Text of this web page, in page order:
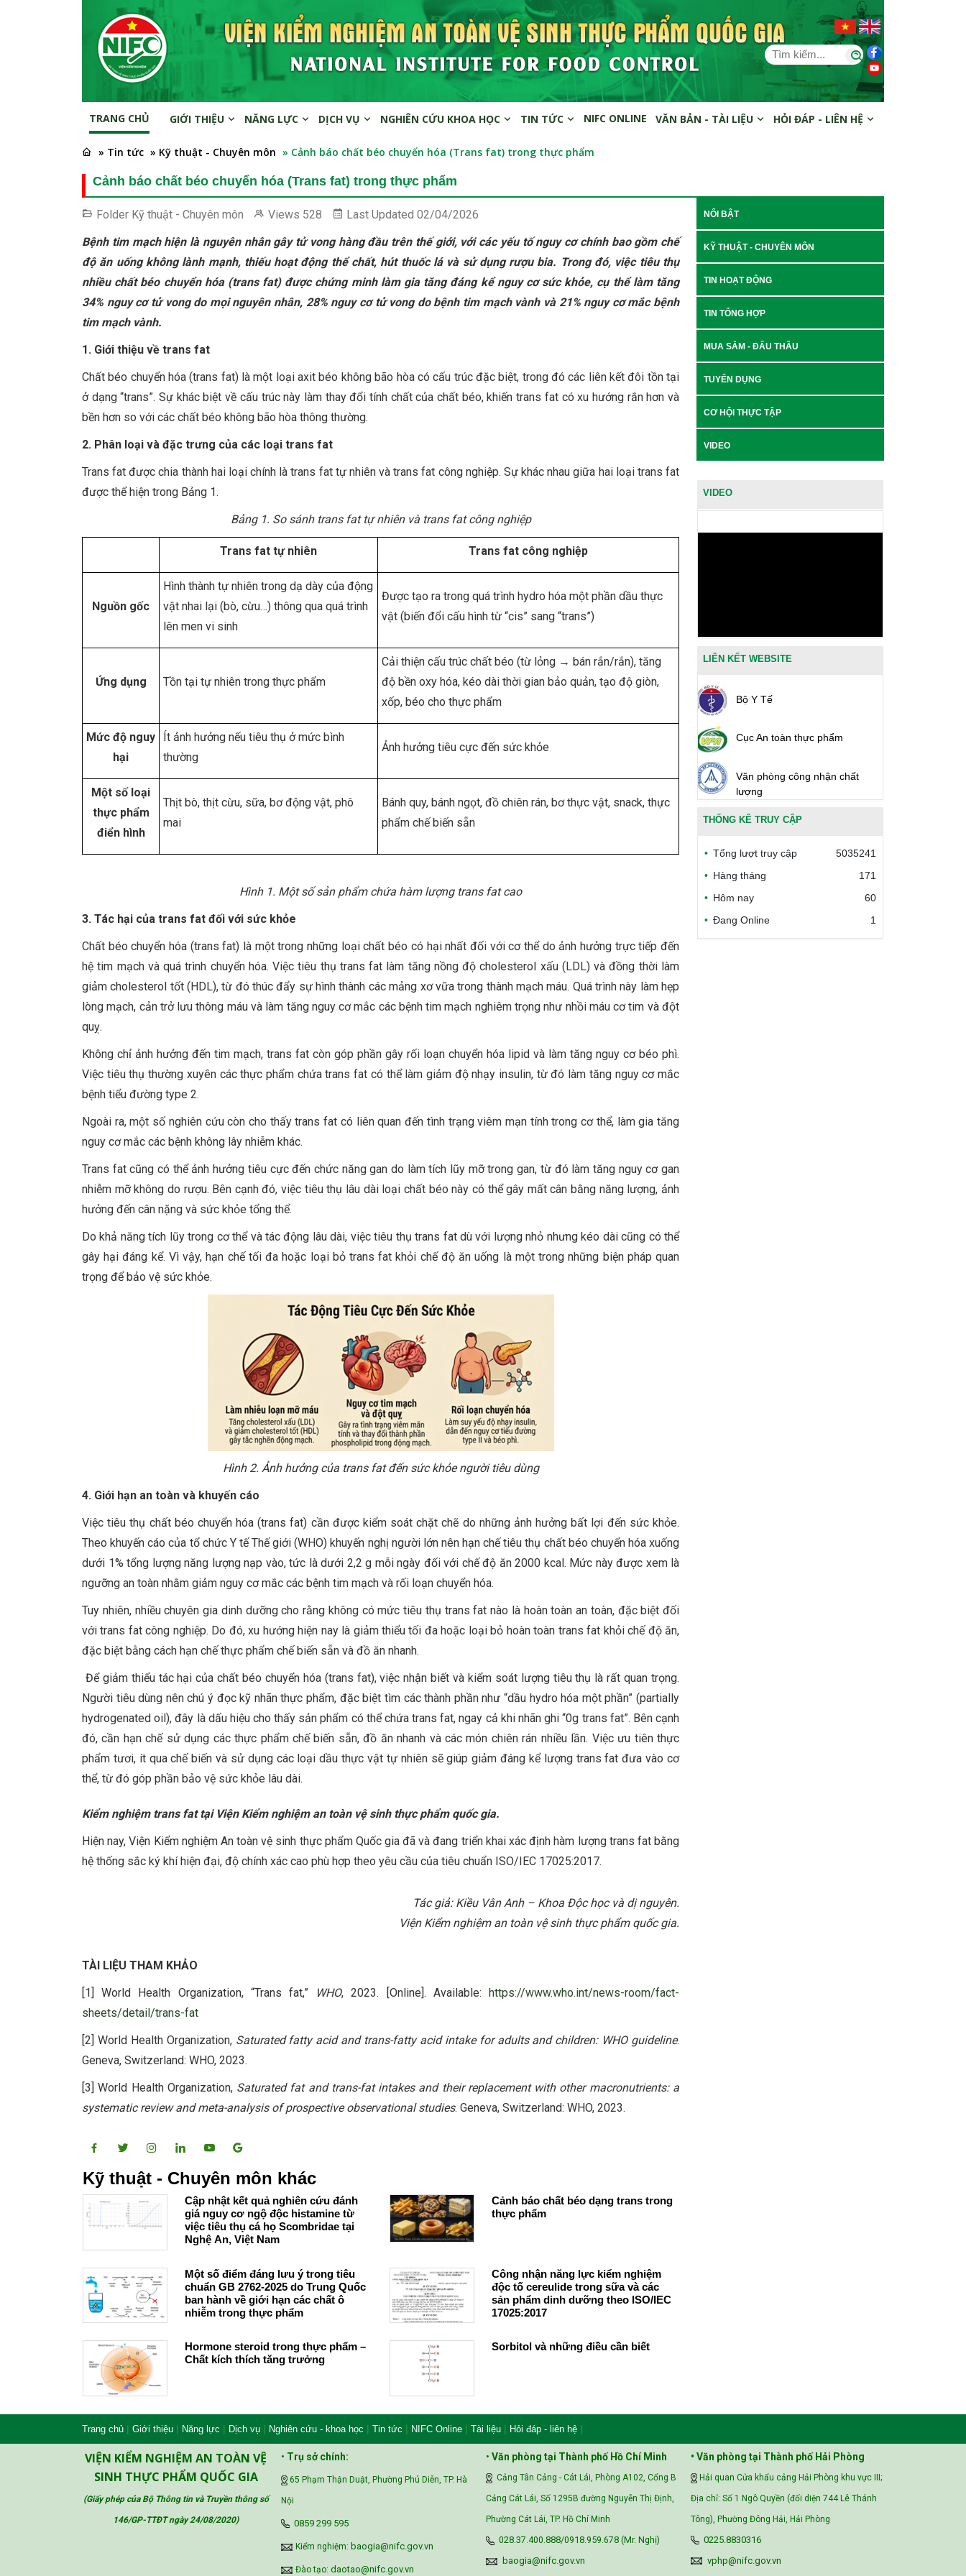
TRANG CHỦ GIỚI THIỆU NĂNG LỰC DỊCH VỤ NGHIÊN CỨU KHOA HỌC TIN TỨC NIFC ONLINE VĂN BẢN - TÀI LIỆU HỎI ĐÁP - LIÊN HỆ
» Tin tức » Kỹ thuật - Chuyên môn » Cảnh báo chất béo chuyển hóa (Trans fat) trong thực phẩm
Cảnh báo chất béo chuyển hóa (Trans fat) trong thực phẩm
Folder Kỹ thuật - Chuyên môn Views 528 Last Updated 02/04/2026
Bệnh tim mạch hiện là nguyên nhân gây tử vong hàng đầu trên thế giới, với các yếu tố nguy cơ chính bao gồm chế
độ ăn uống không lành mạnh, thiếu hoạt động thể chất, hút thuốc lá và sử dụng rượu bia. Trong đó, việc tiêu thụ
nhiều chất béo chuyển hóa (trans fat) được chứng minh làm gia tăng đáng kể nguy cơ sức khỏe, cụ thể làm tăng
34% nguy cơ tử vong do mọi nguyên nhân, 28% nguy cơ tử vong do bệnh tim mạch vành và 21% nguy cơ mắc bệnh
tim mạch vành.
1. Giới thiệu về trans fat
Chất béo chuyển hóa (trans fat) là một loại axit béo không bão hòa có cấu trúc đặc biệt, trong đó các liên kết đôi tồn tại
ở dạng “trans”. Sự khác biệt về cấu trúc này làm thay đổi tính chất của chất béo, khiến trans fat có xu hướng rắn hơn và
bền hơn so với các chất béo không bão hòa thông thường.
2. Phân loại và đặc trưng của các loại trans fat
Trans fat được chia thành hai loại chính là trans fat tự nhiên và trans fat công nghiệp. Sự khác nhau giữa hai loại trans fat
được thể hiện trong Bảng 1.
Bảng 1. So sánh trans fat tự nhiên và trans fat công nghiệp
Trans fat tự nhiên Trans fat công nghiệp
Nguồn gốc
Hình thành tự nhiên trong dạ dày của động
vật nhai lại (bò, cừu…) thông qua quá trình
lên men vi sinh
Được tạo ra trong quá trình hydro hóa một phần dầu thực
vật (biến đổi cấu hình từ “cis” sang “trans”)
Ứng dụng Tồn tại tự nhiên trong thực phẩm
Cải thiện cấu trúc chất béo (từ lỏng → bán rắn/rắn), tăng
độ bền oxy hóa, kéo dài thời gian bảo quản, tạo độ giòn,
xốp, béo cho thực phẩm
Mức độ nguy
hại
Ít ảnh hưởng nếu tiêu thụ ở mức bình
thường
Ảnh hưởng tiêu cực đến sức khỏe
Một số loại
thực phẩm
điển hình
Thịt bò, thịt cừu, sữa, bơ động vật, phô
mai
Bánh quy, bánh ngọt, đồ chiên rán, bơ thực vật, snack, thực
phẩm chế biến sẵn
Hình 1. Một số sản phẩm chứa hàm lượng trans fat cao
3. Tác hại của trans fat đối với sức khỏe
Chất béo chuyển hóa (trans fat) là một trong những loại chất béo có hại nhất đối với cơ thể do ảnh hưởng trực tiếp đến
hệ tim mạch và quá trình chuyển hóa. Việc tiêu thụ trans fat làm tăng nồng độ cholesterol xấu (LDL) và đồng thời làm
giảm cholesterol tốt (HDL), từ đó thúc đẩy sự hình thành các mảng xơ vữa trong thành mạch máu. Quá trình này làm hẹp
lòng mạch, cản trở lưu thông máu và làm tăng nguy cơ mắc các bệnh tim mạch nghiêm trọng như nhồi máu cơ tim và đột
quỵ.
Không chỉ ảnh hưởng đến tim mạch, trans fat còn góp phần gây rối loạn chuyển hóa lipid và làm tăng nguy cơ béo phì.
Việc tiêu thụ thường xuyên các thực phẩm chứa trans fat có thể làm giảm độ nhạy insulin, từ đó làm tăng nguy cơ mắc
bệnh tiểu đường type 2.
Ngoài ra, một số nghiên cứu còn cho thấy trans fat có liên quan đến tình trạng viêm mạn tính trong cơ thể, làm gia tăng
nguy cơ mắc các bệnh không lây nhiễm khác.
Trans fat cũng có thể ảnh hưởng tiêu cực đến chức năng gan do làm tích lũy mỡ trong gan, từ đó làm tăng nguy cơ gan
nhiễm mỡ không do rượu. Bên cạnh đó, việc tiêu thụ lâu dài loại chất béo này có thể gây mất cân bằng năng lượng, ảnh
hưởng đến cân nặng và sức khỏe tổng thể.
Do khả năng tích lũy trong cơ thể và tác động lâu dài, việc tiêu thụ trans fat dù với lượng nhỏ nhưng kéo dài cũng có thể
gây hại đáng kể. Vì vậy, hạn chế tối đa hoặc loại bỏ trans fat khỏi chế độ ăn uống là một trong những biện pháp quan
trọng để bảo vệ sức khỏe.
Hình 2. Ảnh hưởng của trans fat đến sức khỏe người tiêu dùng
4. Giới hạn an toàn và khuyến cáo
Việc tiêu thụ chất béo chuyển hóa (trans fat) cần được kiểm soát chặt chẽ do những ảnh hưởng bất lợi đến sức khỏe.
Theo khuyến cáo của tổ chức Y tế Thế giới (WHO) khuyến nghị người lớn nên hạn chế tiêu thụ chất béo chuyển hóa xuống
dưới 1% tổng lượng năng lượng nạp vào, tức là dưới 2,2 g mỗi ngày đối với chế độ ăn 2000 kcal. Mức này được xem là
ngưỡng an toàn nhằm giảm nguy cơ mắc các bệnh tim mạch và rối loạn chuyển hóa.
Tuy nhiên, nhiều chuyên gia dinh dưỡng cho rằng không có mức tiêu thụ trans fat nào là hoàn toàn an toàn, đặc biệt đối
với trans fat công nghiệp. Do đó, xu hướng hiện nay là giảm thiểu tối đa hoặc loại bỏ hoàn toàn trans fat khỏi chế độ ăn,
đặc biệt bằng cách hạn chế thực phẩm chế biến sẵn và đồ ăn nhanh.
Để giảm thiểu tác hại của chất béo chuyển hóa (trans fat), việc nhận biết và kiểm soát lượng tiêu thụ là rất quan trọng.
Người tiêu dùng nên chú ý đọc kỹ nhãn thực phẩm, đặc biệt tìm các thành phần như “dầu hydro hóa một phần” (partially
hydrogenated oil), đây là dấu hiệu cho thấy sản phẩm có thể chứa trans fat, ngay cả khi nhãn ghi “0g trans fat”. Bên cạnh
đó, cần hạn chế sử dụng các thực phẩm chế biến sẵn, đồ ăn nhanh và các món chiên rán nhiều lần. Việc ưu tiên thực
phẩm tươi, ít qua chế biến và sử dụng các loại dầu thực vật tự nhiên sẽ giúp giảm đáng kể lượng trans fat đưa vào cơ
thể, từ đó góp phần bảo vệ sức khỏe lâu dài.
Kiểm nghiệm trans fat tại Viện Kiểm nghiệm an toàn vệ sinh thực phẩm quốc gia.
Hiện nay, Viện Kiểm nghiệm An toàn vệ sinh thực phẩm Quốc gia đã và đang triển khai xác định hàm lượng trans fat bằng
hệ thống sắc ký khí hiện đại, độ chính xác cao phù hợp theo yêu cầu của tiêu chuẩn ISO/IEC 17025:2017.
Tác giả: Kiều Vân Anh – Khoa Độc học và dị nguyên.
Viện Kiểm nghiệm an toàn vệ sinh thực phẩm quốc gia.
TÀI LIỆU THAM KHẢO
[1] World Health Organization, “Trans fat,”
WHO, 2023. [Online]. Available:https://www.who.int/news-room/fact-
sheets/detail/trans-fat
[2] World Health Organization, Saturated fatty acid and trans-fatty acid intake for adults and children: WHO guideline.
Geneva, Switzerland: WHO, 2023.
[3] World Health Organization, Saturated fat and trans-fat intakes and their replacement with other macronutrients: a
systematic review and meta-analysis of prospective observational studies. Geneva, Switzerland: WHO, 2023.
Kỹ thuật - Chuyên môn khác
Cập nhật kết quả nghiên cứu đánh
giá nguy cơ ngộ độc histamine từ
việc tiêu thụ cá họ Scombridae tại
Nghệ An, Việt Nam
Cảnh báo chất béo dạng trans trong
thực phẩm
Một số điểm đáng lưu ý trong tiêu
chuẩn GB 2762-2025 do Trung Quốc
ban hành về giới hạn các chất ô
nhiễm trong thực phẩm
Công nhận năng lực kiểm nghiệm
độc tố cereulide trong sữa và các
sản phẩm dinh dưỡng theo ISO/IEC
17025:2017
Hormone steroid trong thực phẩm –
Chất kích thích tăng trưởng
Sorbitol và những điều cần biết
NỔI BẬT
KỸ THUẬT - CHUYÊN MÔN
TIN HOẠT ĐỘNG
TIN TỔNG HỢP
MUA SẮM - ĐẤU THẦU
TUYỂN DỤNG
CƠ HỘI THỰC TẬP
VIDEO
VIDEO
LIÊN KẾT WEBSITE
Bộ Y Tế
Cục An toàn thực phẩm
Văn phòng công nhận chất
lượng
Bộ Công thương Việt Nam
Bộ Nông nghiệp và Môi trường
Công đoàn Y tế Việt Nam
Safe Food for Growth Project
THỐNG KÊ TRUY CẬP
Tổng lượt truy cập
5035241
Hàng tháng
171
Hôm nay
60
Đang Online
1
Trang chủ | Giới thiệu | Năng lực | Dịch vụ | Nghiên cứu - khoa học | Tin tức | NIFC Online | Tài liệu | Hỏi đáp - liên hệ |
VIỆN KIỂM NGHIỆM AN TOÀN VỆ
SINH THỰC PHẨM QUỐC GIA
(Giấy phép của Bộ Thông tin và Truyền thông số
146/GP-TTĐT ngày 24/08/2020)
• Trụ sở chính:
65 Phạm Thận Duật, Phường Phú Diễn, TP. Hà
Nội
‪0859 299 595‬
Kiểm nghiệm: baogia@nifc.gov.vn
Đào tạo: daotao@nifc.gov.vn
• Văn phòng tại Thành phố Hồ Chí Minh
Cảng Tân Cảng - Cát Lái, Phòng A102, Cổng B
Cảng Cát Lái, Số 1295B đường Nguyễn Thị Định,
Phường Cát Lái, TP. Hồ Chí Minh
028.37.400.888/0918.959.678 (Mr. Nghị)
baogia@nifc.gov.vn
• Văn phòng tại Thành phố Hải Phòng
Hải quan Cửa khẩu cảng Hải Phòng khu vực III;
Địa chỉ: Số 1 Ngô Quyền (đối diện 744 Lê Thánh
Tông), Phường Đông Hải, Hải Phòng
0225.8830316
vphp@nifc.gov.vn